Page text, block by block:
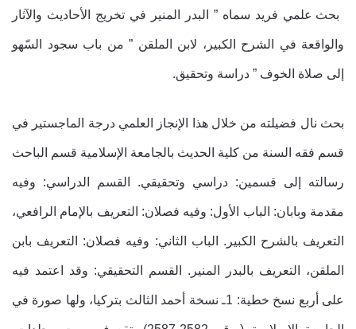
بحث علمي فريد سماه ” البدر المنير في تخريج الأحاديث والآثار
والواقعة في الشرح الكبير، لابن الملقن ” من باب سجود السّهو
إلى صلاة الخوف ” دراسة وتحقيق.
بحث نال فضيلته من خلال هذا الإنجاز العلمي درجة الماجستير في
قسم فقه السنة من كلية الحديث بالجامعة الإسلامية قسم الباحث
رسالته إلى قسمين: دراسي وتحقيقي. القسم الدراسي: وفيه
مقدمة وبابان: الباب الأول: وفيه فصلان: التعريف بالإمام الرافعي،
التعريف بالشرح الكبير. الباب الثاني: وفيه فصلان: التعريف بابن
الملقن، التعريف بالبدر المنير. القسم التحقيقي: وقد اعتمد فيه
على أربع نسخ خطية: 1ـ نسخة أحمد الثالث بتركيا، ولها صورة في